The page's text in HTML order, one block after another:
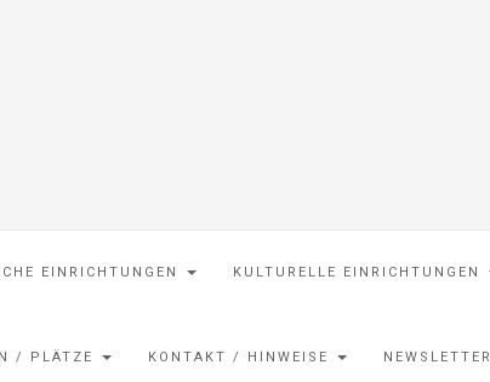
EINRICHTUNGEN KULTURELLE EINRICHTUNGEN
/ PLÄTZE KONTAKT / HINWEISE NEWSLETTER